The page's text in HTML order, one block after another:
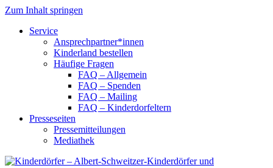
Zum Inhalt springen
Service
Ansprechpartner*innen
Kinderland bestellen
Häufige Fragen
FAQ – Allgemein
FAQ – Spenden
FAQ – Mailing
FAQ – Kinderdorfeltern
Presseseiten
Pressemitteilungen
Mediathek